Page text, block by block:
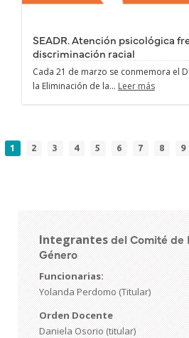
Integrantesdel Comité de
Género
Funcionarias:
Yolanda Perdomo (Titular)
Orden Docente
Daniela Osorio (titular)
SEADR. Atención psicológica
discriminación racial
Cada 21 de marzo se conmemora el
la Eliminación de la... Leer más
Paginación
Página
1 Page
2 Page
3 Page
4 Page
5 Page
6 Page
7 Page
8 9